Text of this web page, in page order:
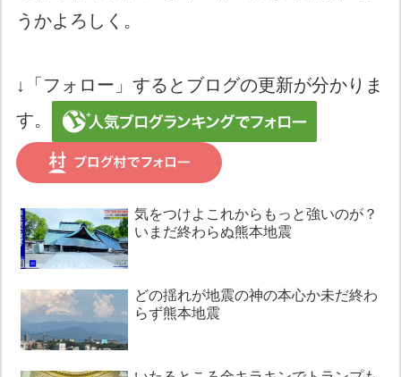
うかよろしく。
↓「フォロー」するとブログの更新が分かりま
す。
気をつけよこれからもっと強いのが？
いまだ終わらぬ熊本地震
どの揺れが地震の神の本心か未だ終わ
らず熊本地震